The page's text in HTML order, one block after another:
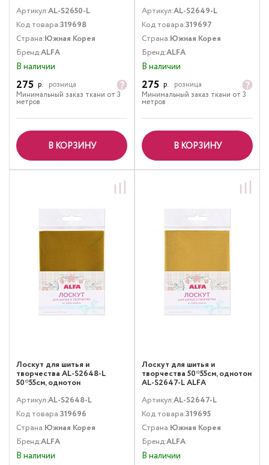
Артикул:AL-S2650-L
Код товара:319698
Страна:Южная Корея
Бренд:ALFA
В наличии
275 р.
розница
Минимальный заказ ткани от 3
метров
В КОРЗИНУ
Артикул:AL-S2649-L
Код товара:319697
Страна:Южная Корея
Бренд:ALFA
В наличии
275 р.
розница
Минимальный заказ ткани от 3
метров
В КОРЗИНУ
Лоскут для шитья и
творчества AL-S2648-L
50*55см, однотон
Артикул:AL-S2648-L
Код товара:319696
Страна:Южная Корея
Бренд:ALFA
В наличии
Лоскут для шитья и
творчества 50*55см, однотон
AL-S2647-L ALFA
Артикул:AL-S2647-L
Код товара:319695
Страна:Южная Корея
Бренд:ALFA
В наличии